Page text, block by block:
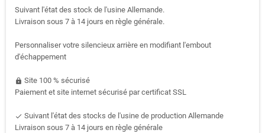
Suivant l'état des stock de l'usine Allemande.
Livraison sous 7 à 14 jours en règle générale.
Personnaliser votre silencieux arrière en modifiant l'embout
d'échappement
https Site 100 % sécurisé
Paiement et site internet sécurisé par certificat SSL
done Suivant l'état des stocks de l'usine de production Allemande
Livraison sous 7 à 14 jours en règle générale